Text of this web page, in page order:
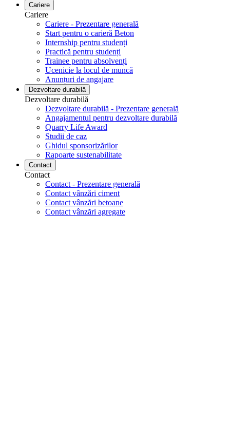
Cariere
Cariere
Cariere - Prezentare generală
Start pentru o carieră Beton
Internship pentru studenți
Practică pentru studenți
Trainee pentru absolvenți
Ucenicie la locul de muncă
Anunțuri de angajare
Dezvoltare durabilă
Dezvoltare durabilă
Dezvoltare durabilă - Prezentare generală
Angajamentul pentru dezvoltare durabilă
Quarry Life Award
Studii de caz
Ghidul sponsorizărilor
Rapoarte sustenabilitate
Contact
Contact
Contact - Prezentare generală
Contact vânzări ciment
Contact vânzări betoane
Contact vânzări agregate